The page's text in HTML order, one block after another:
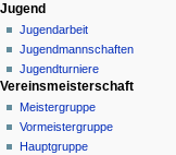
Jugend
Jugendarbeit
Jugendmannschaften
Jugendturniere
Vereinsmeisterschaft
Meistergruppe
Vormeistergruppe
Hauptgruppe